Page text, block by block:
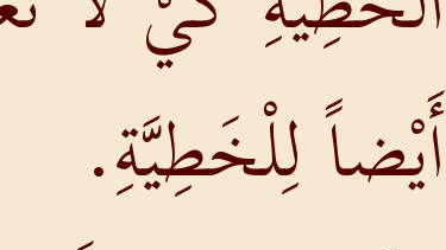
أَيْضاً لِلْخَطِيَّةِ.